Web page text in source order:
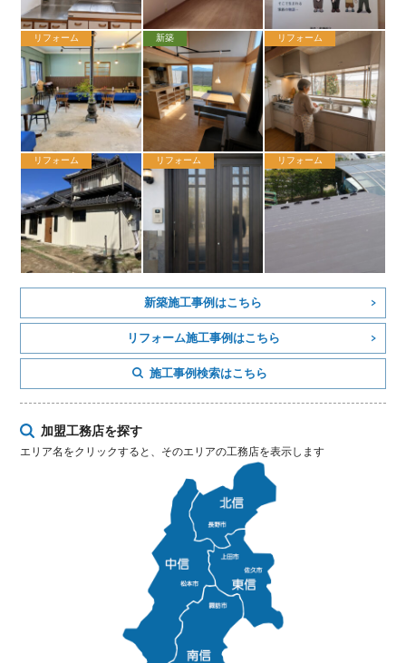
リフォーム 新築 リフォーム
リフォーム リフォーム リフォーム
新築施工事例はこちら
リフォーム施工事例はこちら
施工事例検索はこちら
加盟工務店を探す
エリア名をクリックすると、そのエリアの工務店を表示します